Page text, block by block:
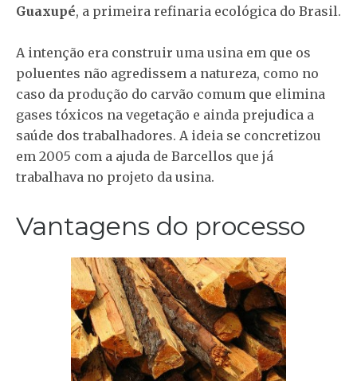
Guaxupé, a primeira refinaria ecológica do Brasil.
A intenção era construir uma usina em que os
poluentes não agredissem a natureza, como no
caso da produção do carvão comum que elimina
gases tóxicos na vegetação e ainda prejudica a
saúde dos trabalhadores. A ideia se concretizou
em 2005 com a ajuda de Barcellos que já
trabalhava no projeto da usina.
Vantagens do processo